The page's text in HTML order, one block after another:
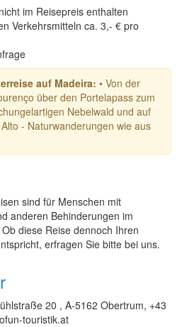
im Reisepreis enthalten
Verkehrsmitteln ca. 3,- € pro
auf Madeira: • Von der
über den Portelapass zum
Nebelwald und auf
- Naturwanderungen wie aus
sind für Menschen mit
anderen Behinderungen im
diese Reise dennoch Ihren
erfragen Sie bitte bei uns.
20 , A-5162 Obertrum, +43
touristik.at